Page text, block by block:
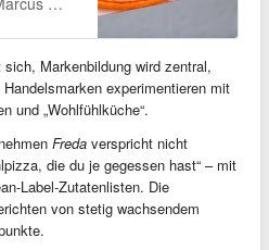
Markenbildung wird zentral,
experimentieren mit
und „Wohlfühlküche“.
Freda verspricht nicht
die du je gegessen hast“ – mit
Label-Zutatenlisten. Die
von stetig wachsendem